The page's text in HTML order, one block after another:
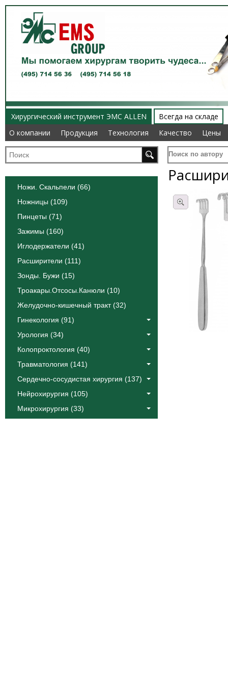
Хирургический инструмент ЭМС ALLEN
О компании
Продукция Технология Качество Цены
Всегда на складе
О компании
Продукция Технология Качество Цены
Поиск по автору
Ножи. Скальпели (66)
Ножницы (109)
Пинцеты (71)
Зажимы (160)
Иглодержатели (41)
Расширители (111)
Зонды. Бужи (15)
Троакары.Отсосы.Канюли (10)
Желудочно-кишечный тракт (32)
Гинекология (91)
Урология (34)
Колопроктология (40)
Травматология (141)
Сердечно-сосудистая хирургия (137)
Нейрохирургия (105)
Микрохирургия (33)